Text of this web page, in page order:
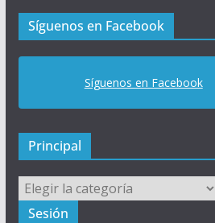
a
l
Síguenos en Facebook
Síguenos en Facebook
Principal
Principal
Sesión